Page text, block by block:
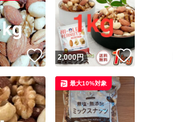
いいね！
2,000円 いいね！
最大10%対象